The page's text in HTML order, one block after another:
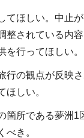
てほしい。中止が
整されている内
を行ってほしい。
行の観点が反映
ほしい。
箇所である夢洲1
べき。